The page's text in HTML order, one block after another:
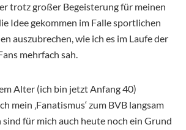
trotz großer Begeisterung für meinen
Idee gekommen im Falle sportlichen
auszubrechen, wie ich es im Laufe der
mehrfach sah.
Alter (ich bin jetzt Anfang 40)
mein ‚Fanatismus‘ zum BVB langsam
für mich auch heute noch ein Grund